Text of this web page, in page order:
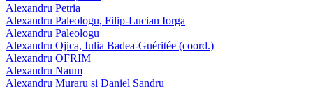
Alexandru Petria
Alexandru Paleologu, Filip-Lucian Iorga
Alexandru Paleologu
Alexandru Ojica, Iulia Badea-Guéritée (coord.)
Alexandru OFRIM
Alexandru Naum
Alexandru Muraru si Daniel Sandru